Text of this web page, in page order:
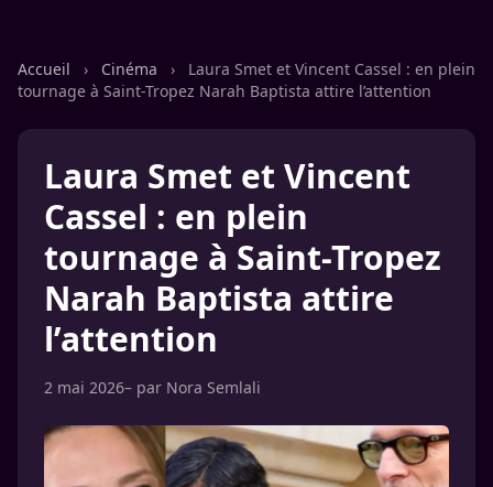
Accueil › Cinéma ›
Laura Smet et Vincent Cassel : en plein
tournage à Saint-Tropez Narah Baptista attire l’attention
Laura Smet et Vincent
Cassel : en plein
tournage à Saint-Tropez
Narah Baptista attire
l’attention
2 mai 2026– par Nora Semlali